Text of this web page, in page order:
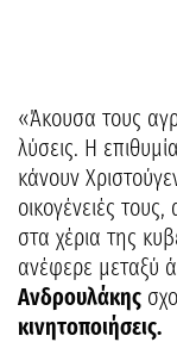
«Άκουσα τους
λύσεις. Η
κάνουν
οικογένειές
στα χέρια της
ανέφερε μεταξύ
Ανδρουλάκης
κινητοποιήσεις.